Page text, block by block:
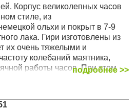
Корпус великолепных часов
стиле, из
ольхи и покрыт в 7-9
лака. Гири изготовлены из
их очень тяжелыми и
колебаний маятника,
работы часов. При этом
5 секунд в месяц
с тросовым приводом
полированный вручную
подробнее >>